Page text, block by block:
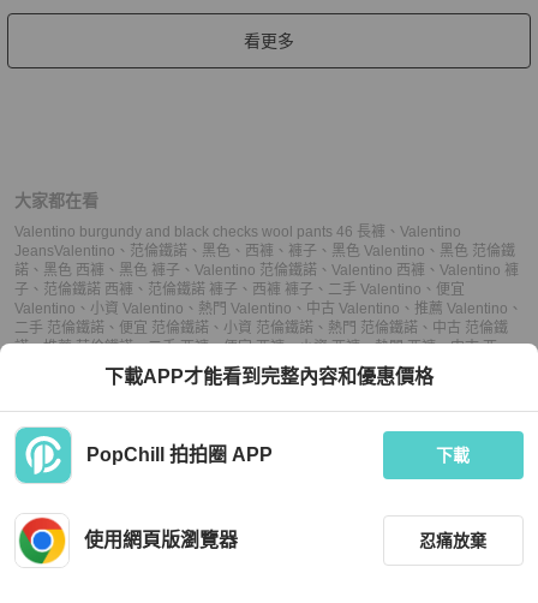
看更多
大家都在看
Valentino burgundy and black checks wool pants 46 長褲 、 Valentino
JeansValentino 、 范倫鐵諾 、 黑色 、 西褲 、 褲子 、 黑色 Valentino 、 黑色 范倫鐵
諾 、 黑色 西褲 、 黑色 褲子 、 Valentino 范倫鐵諾 、 Valentino 西褲 、 Valentino 褲
子 、 范倫鐵諾 西褲 、 范倫鐵諾 褲子 、 西褲 褲子 、 二手 Valentino 、 便宜
Valentino 、 小資 Valentino 、 熱門 Valentino 、 中古 Valentino 、 推薦 Valentino 、
二手 范倫鐵諾 、 便宜 范倫鐵諾 、 小資 范倫鐵諾 、 熱門 范倫鐵諾 、 中古 范倫鐵
諾、推薦 范倫鐵諾、二手 西褲、便宜 西褲、小資 西褲、熱門 西褲、中古 西
、二手 褲子、 便宜 褲子、小資 褲子、熱門 褲子、中古 褲子
下載APP才能看到完整內容和優惠價格
PopChill 拍拍圈 APP 下載
使用網頁版瀏覽器 忍痛放棄